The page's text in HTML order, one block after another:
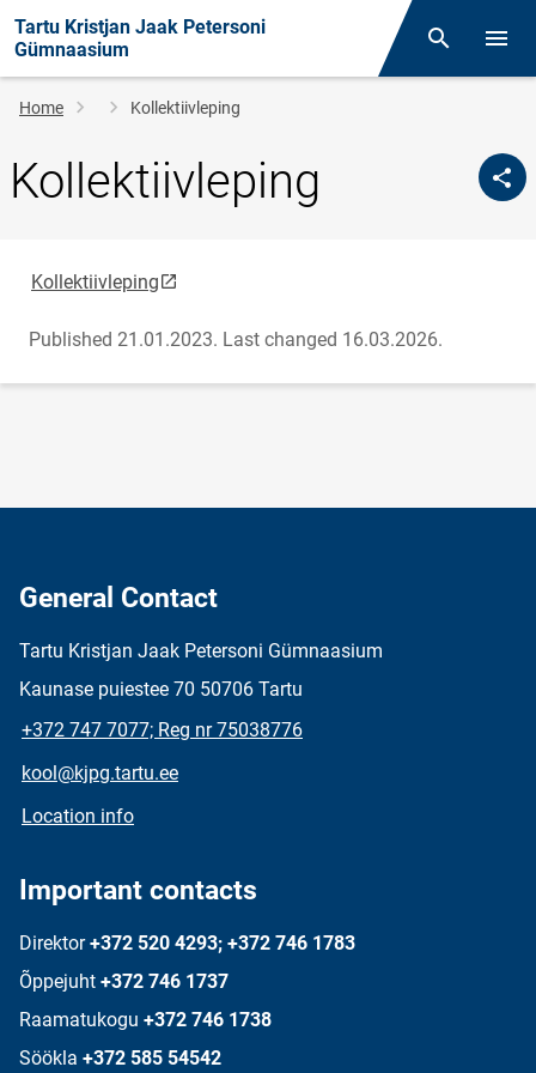
Tartu Kristjan Jaak Petersoni
Gümnaasium
Otsing
Breadcrumb
Home Kollektiivleping
Kollektiivleping
Kollektiivlepinglink opens on new page
Published 21.01.2023. Last changed 16.03.2026.
General Contact
Tartu Kristjan Jaak Petersoni Gümnaasium
Kaunase puiestee 70 50706 Tartu
+372 747 7077; Reg nr 75038776
kool@kjpg.tartu.ee
Location info
Important contacts
Direktor +372 520 4293; +372 746 1783
Õppejuht +372 746 1737
Raamatukogu +372 746 1738
Söökla +372 585 54542